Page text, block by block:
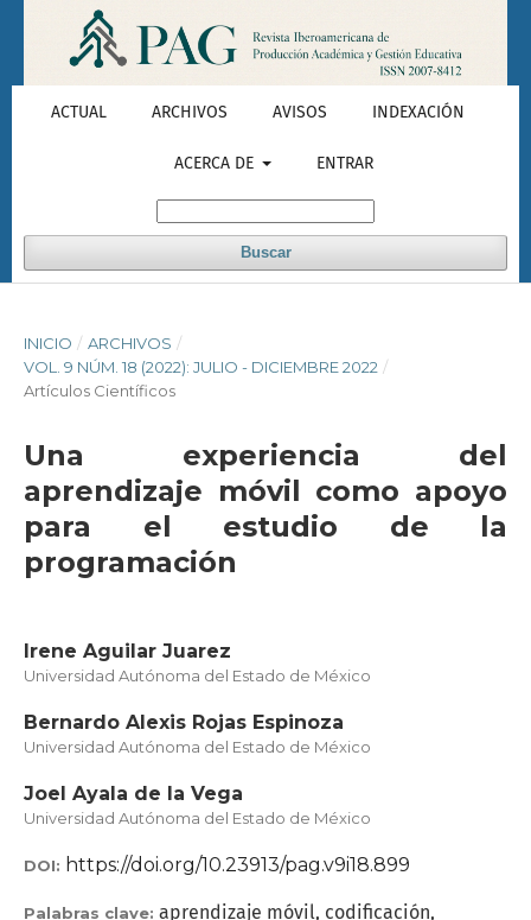
ACTUAL ARCHIVOS AVISOS INDEXACIÓN
ACERCA DE ENTRAR
Buscar
INICIO / ARCHIVOS /
VOL. 9 NÚM. 18 (2022): JULIO - DICIEMBRE 2022 /
Artículos Científicos
Una experiencia del
aprendizaje móvil como apoyo
para el estudio de la
programación
Irene Aguilar Juarez
Universidad Autónoma del Estado de México
Bernardo Alexis Rojas Espinoza
Universidad Autónoma del Estado de México
Joel Ayala de la Vega
Universidad Autónoma del Estado de México
DOI: https://doi.org/10.23913/pag.v9i18.899
Palabras clave: aprendizaje móvil, codificación,